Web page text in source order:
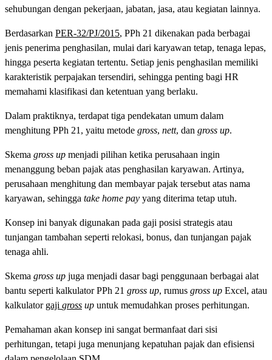
sehubungan dengan pekerjaan, jabatan, jasa, atau kegiatan lainnya.
Berdasarkan PER-32/PJ/2015, PPh 21 dikenakan pada berbagai
jenis penerima penghasilan, mulai dari karyawan tetap, tenaga lepas,
hingga peserta kegiatan tertentu. Setiap jenis penghasilan memiliki
karakteristik perpajakan tersendiri, sehingga penting bagi HR
memahami klasifikasi dan ketentuan yang berlaku.
Dalam praktiknya, terdapat tiga pendekatan umum dalam
menghitung PPh 21, yaitu metode gross, nett, dan gross up.
Skema gross up menjadi pilihan ketika perusahaan ingin
menanggung beban pajak atas penghasilan karyawan. Artinya,
perusahaan menghitung dan membayar pajak tersebut atas nama
karyawan, sehingga take home pay yang diterima tetap utuh.
Konsep ini banyak digunakan pada gaji posisi strategis atau
tunjangan tambahan seperti relokasi, bonus, dan tunjangan pajak
tenaga ahli.
Skema gross up juga menjadi dasar bagi penggunaan berbagai alat
bantu seperti kalkulator PPh 21 gross up, rumus gross up Excel, atau
kalkulator gaji gross up untuk memudahkan proses perhitungan.
Pemahaman akan konsep ini sangat bermanfaat dari sisi
perhitungan, tetapi juga menunjang kepatuhan pajak dan efisiensi